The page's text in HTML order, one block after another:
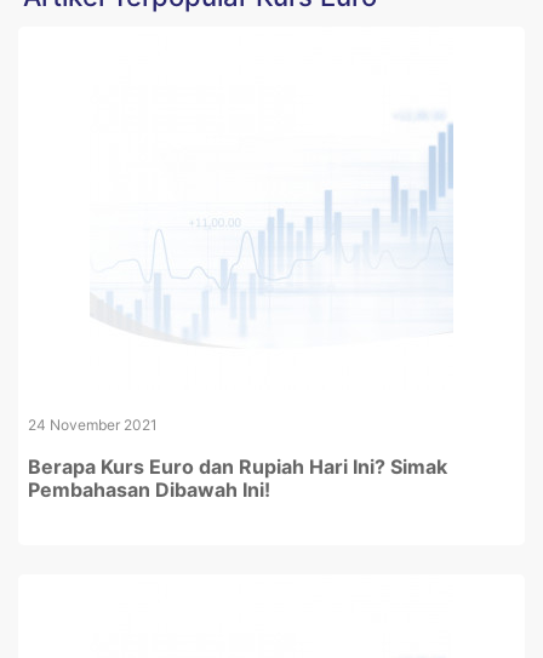
24 November 2021
Berapa Kurs Euro dan Rupiah Hari Ini? Simak
Pembahasan Dibawah Ini!